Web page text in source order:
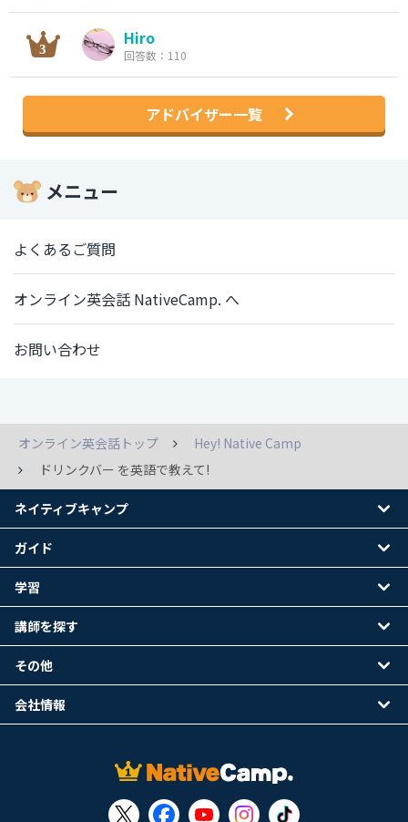
Hiro
回答数：110
アドバイザー一覧
メニュー
よくあるご質問
オンライン英会話 NativeCamp. へ
お問い合わせ
オンライン英会話トップ
Hey! Native Camp
ドリンクバー を英語で教えて!
ネイティブキャンプ
ガイド
学習
講師を探す
その他
会社情報